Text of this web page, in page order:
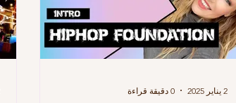
2 يناير 2025 0 دقيقة قراءة